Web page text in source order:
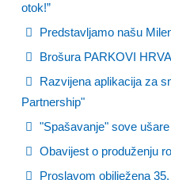
otok!”
Predstavljamo našu
Brošura PARKOVI
Razvijena aplikacija za
Partnership"
"Spašavanje" sove
Obavijest o produženju
Proslavom obilježena